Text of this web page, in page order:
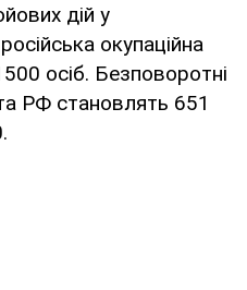
дій у
окупаційна
осіб. Безповоротні
РФ становлять 651